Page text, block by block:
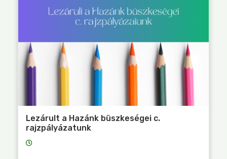
Lezárult a Hazánk büszkeségei c.
rajzpályázatunk